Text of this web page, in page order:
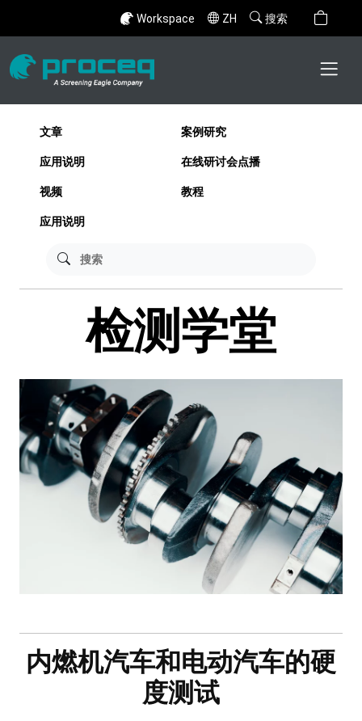
Workspace ZH 搜索
文章 案例研究
应用说明 在线研讨会点播
视频 教程
应用说明
检测学堂
内燃机汽车和电动汽车的硬
度测试